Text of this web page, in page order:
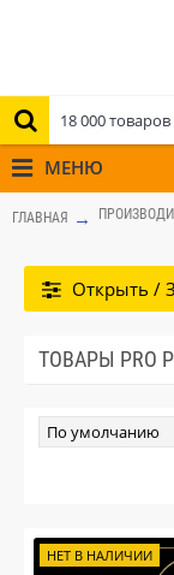
МЕНЮ
ГЛАВНАЯ
Открыть /
ТОВАРЫ PRO
НЕТ В НАЛИЧИИ